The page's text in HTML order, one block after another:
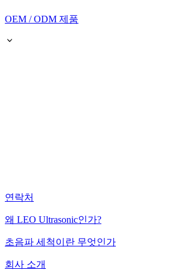
OEM / ODM 제품
연락처
왜 LEO Ultrasonic인가?
초음파 세척이란 무엇인가
회사 소개